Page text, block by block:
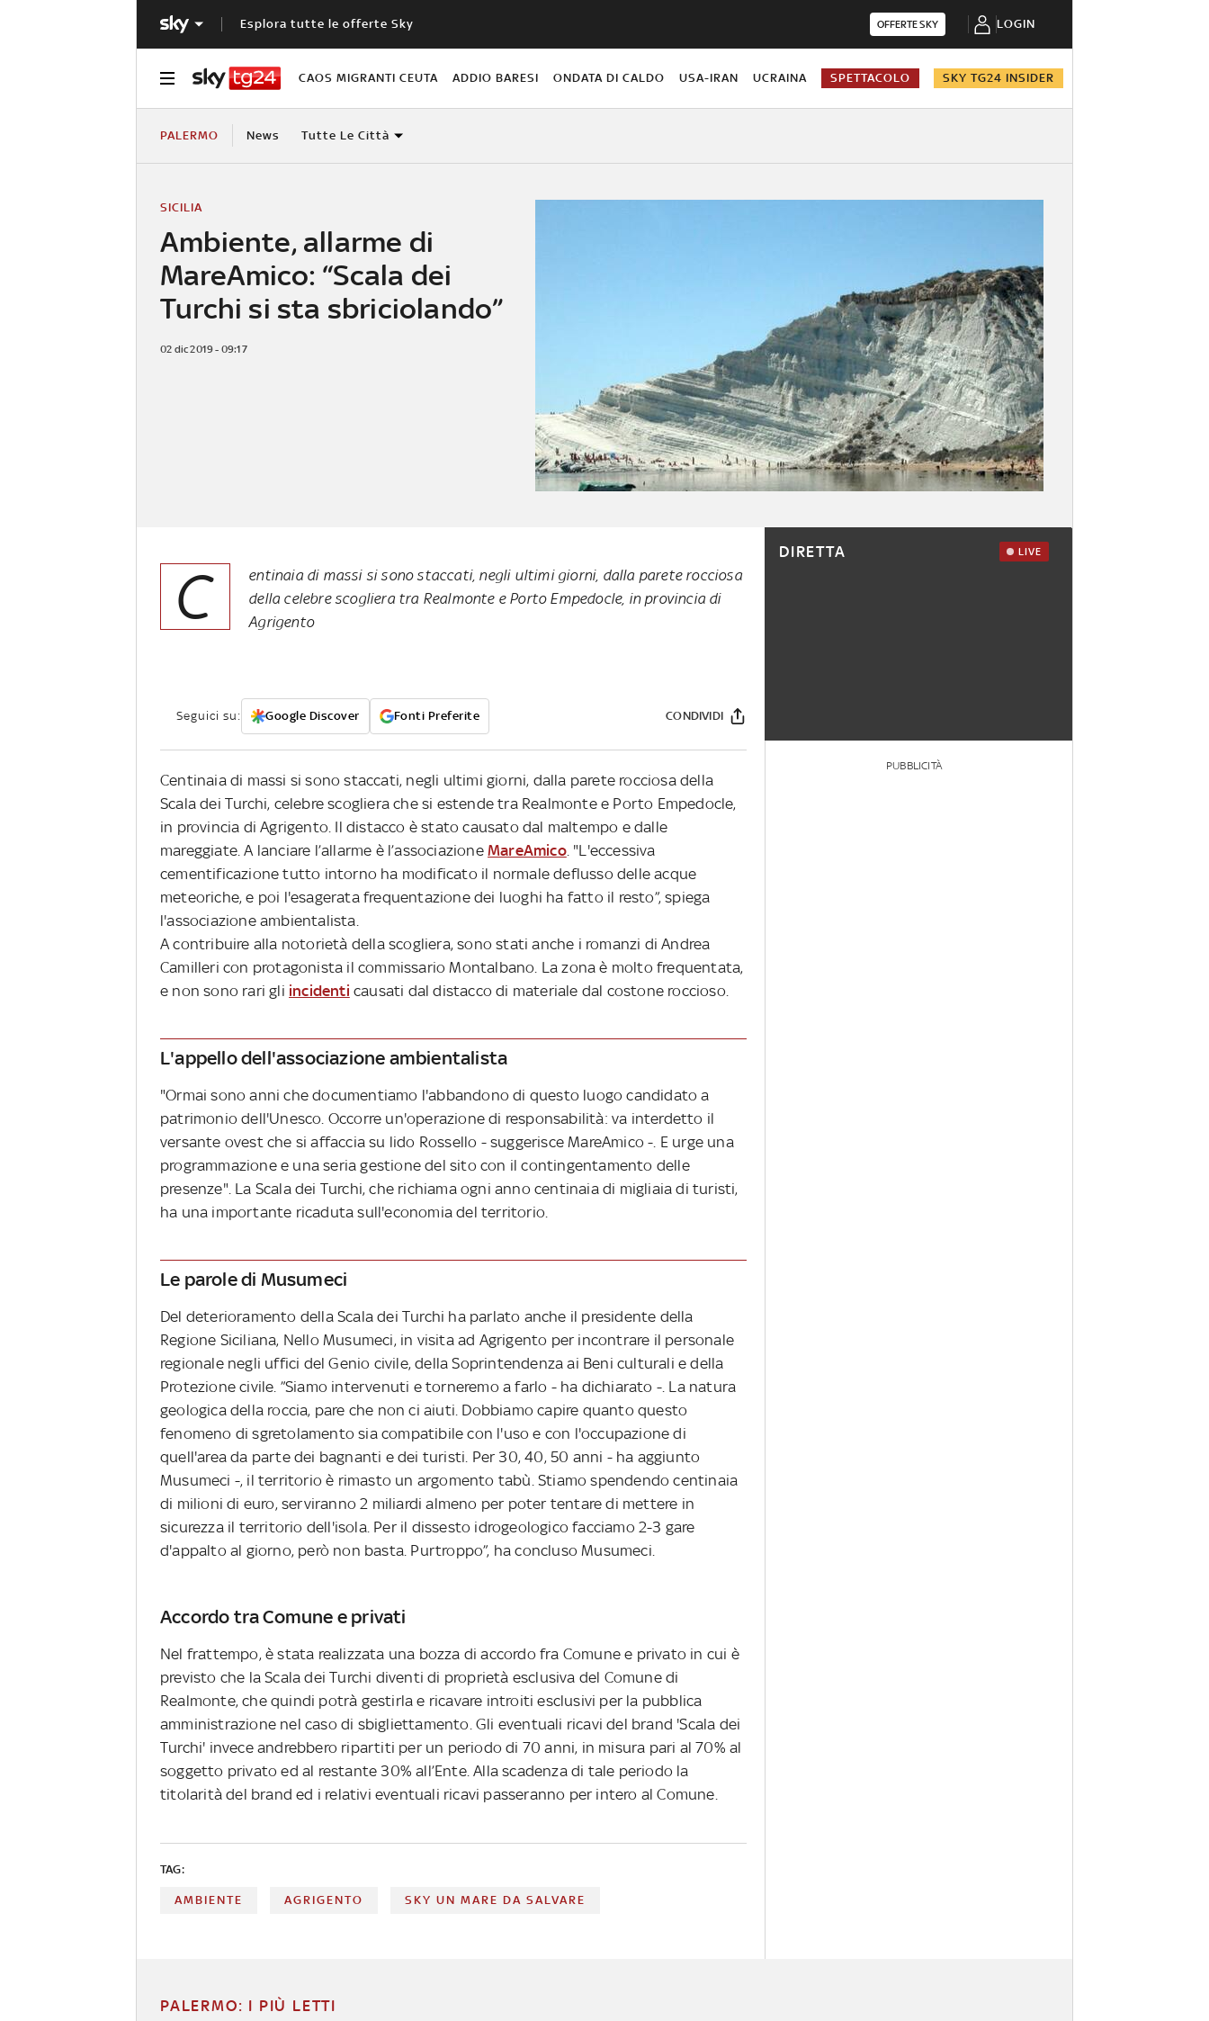
Esplora tutte le offerte Sky OFFERTE SKY LOGIN
CAOS MIGRANTI CEUTA ADDIO BARESI ONDATA DI CALDO USA-IRAN UCRAINA SPETTACOLO SKY TG24 INSIDER
PALERMO News Tutte Le Città
Ambiente, allarme di
MareAmico: “Scala dei
Turchi si sta sbriciolando”
SICILIA
02 dic 2019 - 09:17
C
entinaia di massi si sono staccati, negli ultimi giorni, dalla parete rocciosa
della celebre scogliera tra Realmonte e Porto Empedocle, in provincia di
Agrigento
Seguici su: Google Discover Fonti Preferite CONDIVIDI
Centinaia di massi si sono staccati, negli ultimi giorni, dalla parete rocciosa della
Scala dei Turchi, celebre scogliera che si estende tra Realmonte e Porto Empedocle,
in provincia di Agrigento. Il distacco è stato causato dal maltempo e dalle
mareggiate. A lanciare l’allarme è l’associazioneMareAmico. "L'eccessiva
cementificazione tutto intorno ha modificato il normale deflusso delle acque
meteoriche, e poi l'esagerata frequentazione dei luoghi ha fatto il resto”, spiega
l'associazione ambientalista.
A contribuire alla notorietà della scogliera, sono stati anche i romanzi di Andrea
Camilleri con protagonista il commissario Montalbano. La zona è molto frequentata,
e non sono rari gli incidenti causati dal distacco di materiale dal costone roccioso.
L'appello dell'associazione ambientalista
"Ormai sono anni che documentiamo l'abbandono di questo luogo candidato a
patrimonio dell'Unesco. Occorre un'operazione di responsabilità: va interdetto il
versante ovest che si affaccia su lido Rossello - suggerisce MareAmico -. E urge una
programmazione e una seria gestione del sito con il contingentamento delle
presenze". La Scala dei Turchi, che richiama ogni anno centinaia di migliaia di turisti,
ha una importante ricaduta sull'economia del territorio.
Le parole di Musumeci
Del deterioramento della Scala dei Turchi ha parlato anche il presidente della
Regione Siciliana, Nello Musumeci, in visita ad Agrigento per incontrare il personale
regionale negli uffici del Genio civile, della Soprintendenza ai Beni culturali e della
Protezione civile. ”Siamo intervenuti e torneremo a farlo - ha dichiarato -. La natura
geologica della roccia, pare che non ci aiuti. Dobbiamo capire quanto questo
fenomeno di sgretolamento sia compatibile con l'uso e con l'occupazione di
quell'area da parte dei bagnanti e dei turisti. Per 30, 40, 50 anni - ha aggiunto
Musumeci -, il territorio è rimasto un argomento tabù. Stiamo spendendo centinaia
di milioni di euro, serviranno 2 miliardi almeno per poter tentare di mettere in
sicurezza il territorio dell'isola. Per il dissesto idrogeologico facciamo 2-3 gare
d'appalto al giorno, però non basta. Purtroppo”, ha concluso Musumeci.
Accordo tra Comune e privati
Nel frattempo, è stata realizzata una bozza di accordo fra Comune e privato in cui è
previsto che la Scala dei Turchi diventi di proprietà esclusiva del Comune di
Realmonte, che quindi potrà gestirla e ricavare introiti esclusivi per la pubblica
amministrazione nel caso di sbigliettamento. Gli eventuali ricavi del brand 'Scala dei
Turchi' invece andrebbero ripartiti per un periodo di 70 anni, in misura pari al 70% al
soggetto privato ed al restante 30% all’Ente. Alla scadenza di tale periodo la
titolarità del brand ed i relativi eventuali ricavi passeranno per intero al Comune.
TAG:
AMBIENTE AGRIGENTO SKY UN MARE DA SALVARE
DIRETTA LIVE
PUBBLICITÀ
PALERMO: I PIÙ LETTI